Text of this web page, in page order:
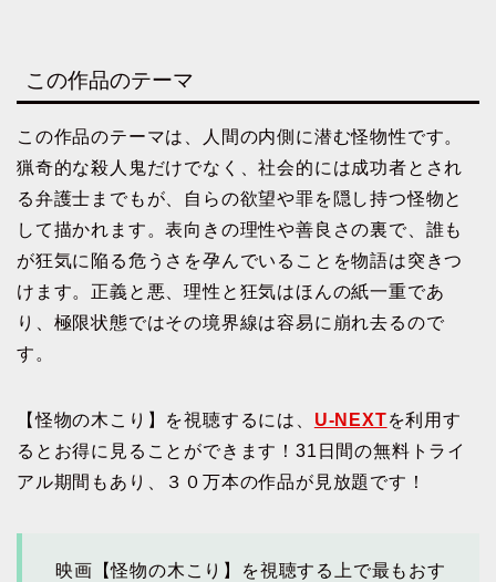
この作品のテーマ
この作品のテーマは、人間の内側に潜む怪物性です。
猟奇的な殺人鬼だけでなく、社会的には成功者とされ
る弁護士までもが、自らの欲望や罪を隠し持つ怪物と
して描かれます。表向きの理性や善良さの裏で、誰も
が狂気に陥る危うさを孕んでいることを物語は突きつ
けます。正義と悪、理性と狂気はほんの紙一重であ
り、極限状態ではその境界線は容易に崩れ去るので
す。
【怪物の木こり】を視聴するには、 U-NEXTを利用す
るとお得に見ることができます！31日間の無料トライ
アル期間もあり、３０万本の作品が見放題です！
映画【怪物の木こり】を視聴する上で最もおす